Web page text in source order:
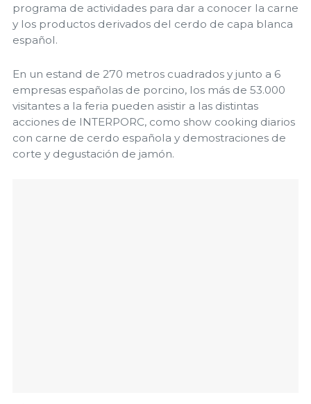
programa de actividades para dar a conocer la carne
y los productos derivados del cerdo de capa blanca
español.
En un estand de 270 metros cuadrados y junto a 6
empresas españolas de porcino, los más de 53.000
visitantes a la feria pueden asistir a las distintas
acciones de INTERPORC, como show cooking diarios
con carne de cerdo española y demostraciones de
corte y degustación de jamón.